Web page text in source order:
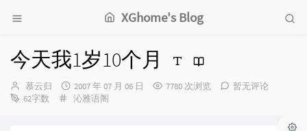
XGhome's Blog
今天我1岁10个月
博
主：
慕云归
发
布
2007 年 07 月 06 日 7780 次浏览
暂无评论
62字数
分
沁雅语阁